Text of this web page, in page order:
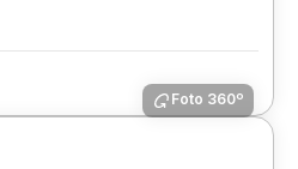
Foto 360º